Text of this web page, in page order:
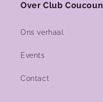
Over Club Coucoun
Ons verhaal
Events
Contact